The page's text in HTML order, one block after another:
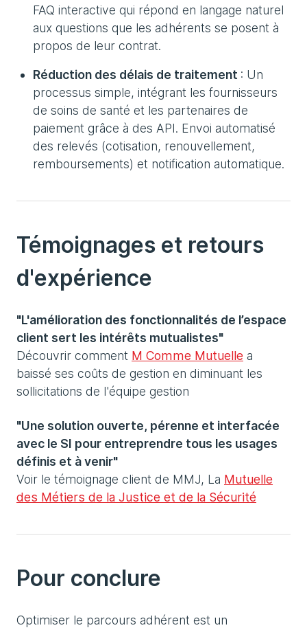
FAQ interactive qui répond en langage naturel
aux questions que les adhérents se posent à
propos de leur contrat.
Réduction des délais de traitement : Un
processus simple, intégrant les fournisseurs
de soins de santé et les partenaires de
paiement grâce à des API. Envoi automatisé
des relevés (cotisation, renouvellement,
remboursements) et notification automatique.
Témoignages et retours
d'expérience
"L'amélioration des fonctionnalités de l’espace
client sert les intérêts mutualistes"
Découvrir comment M Comme Mutuelle a
baissé ses coûts de gestion en diminuant les
sollicitations de l'équipe gestion
"Une solution ouverte, pérenne et interfacée
avec le SI pour entreprendre tous les usages
définis et à venir"
Voir le témoignage client de MMJ, La Mutuelle
des Métiers de la Justice et de la Sécurité
Pour conclure
Optimiser le parcours adhérent est un